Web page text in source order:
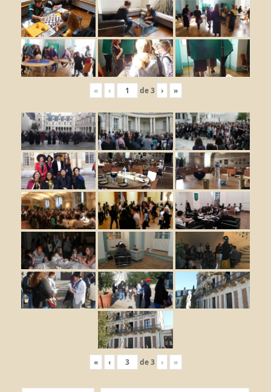
« ‹ de3 › »
« ‹ de3 › »